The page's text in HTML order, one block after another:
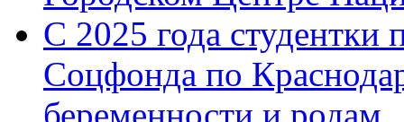
С 2025 года студентки
Соцфонда по
беременности и родам